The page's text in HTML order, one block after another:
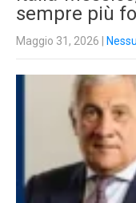
sempre più
Maggio 31, 2026